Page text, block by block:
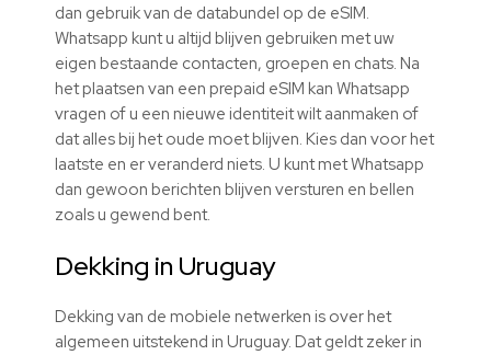
dan gebruik van de databundel op de eSIM.
Whatsapp kunt u altijd blijven gebruiken met uw
eigen bestaande contacten, groepen en chats. Na
het plaatsen van een prepaid eSIM kan Whatsapp
vragen of u een nieuwe identiteit wilt aanmaken of
dat alles bij het oude moet blijven. Kies dan voor het
laatste en er veranderd niets. U kunt met Whatsapp
dan gewoon berichten blijven versturen en bellen
zoals u gewend bent.
Dekking in Uruguay
Dekking van de mobiele netwerken is over het
algemeen uitstekend in Uruguay. Dat geldt zeker in